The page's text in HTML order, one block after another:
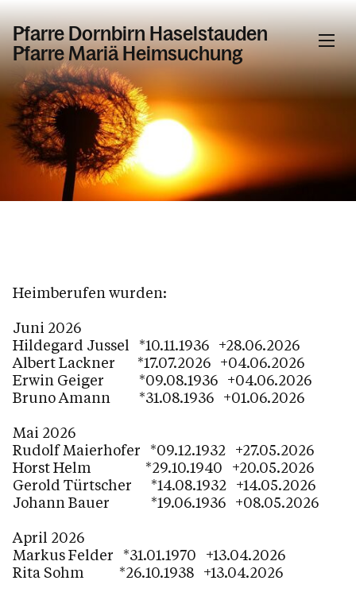
Pfarre Dornbirn Haselstauden
Pfarre Mariä Heimsuchung
Informationen
Aktuelles
Taufe / Erstkommunion / Firmung /
Hochzeit / Krankensalbung /
Arbeitskreis / Ehrenamt
Kinder / Jugend / Familie
Spiritualität
Kirche / Kapellen
Pfarrheim / Raumvermietung
Friedhofsverwaltung
Fotogalerie / Rückblick Pfarrleben
Kalender
Heimberufen wurden:
Juni 2026
Hildegard Jussel *10.11.1936 +28.06.2026
Albert Lackner *17.07.2026 +04.06.2026
Erwin Geiger *09.08.1936 +04.06.2026
Bruno Amann *31.08.1936 +01.06.2026
Mai 2026
Rudolf Maierhofer *09.12.1932 +27.05.2026
Horst Helm *29.10.1940 +20.05.2026
Gerold Türtscher *14.08.1932 +14.05.2026
Johann Bauer *19.06.1936 +08.05.2026
April 2026
Markus Felder *31.01.1970 +13.04.2026
Rita Sohm *26.10.1938 +13.04.2026